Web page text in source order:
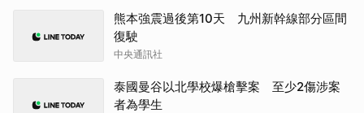
熊本強震過後第10天 九州新幹線部分區間
復駛
中央通訊社
泰國曼谷以北學校爆槍擊案 至少2傷涉案
者為學生